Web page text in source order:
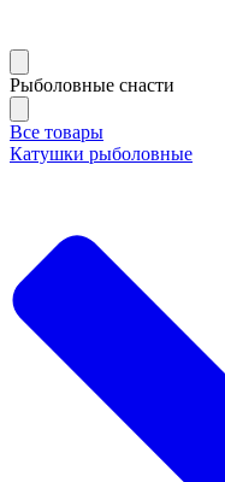
Рыболовные снасти
Все товары
Катушки рыболовные